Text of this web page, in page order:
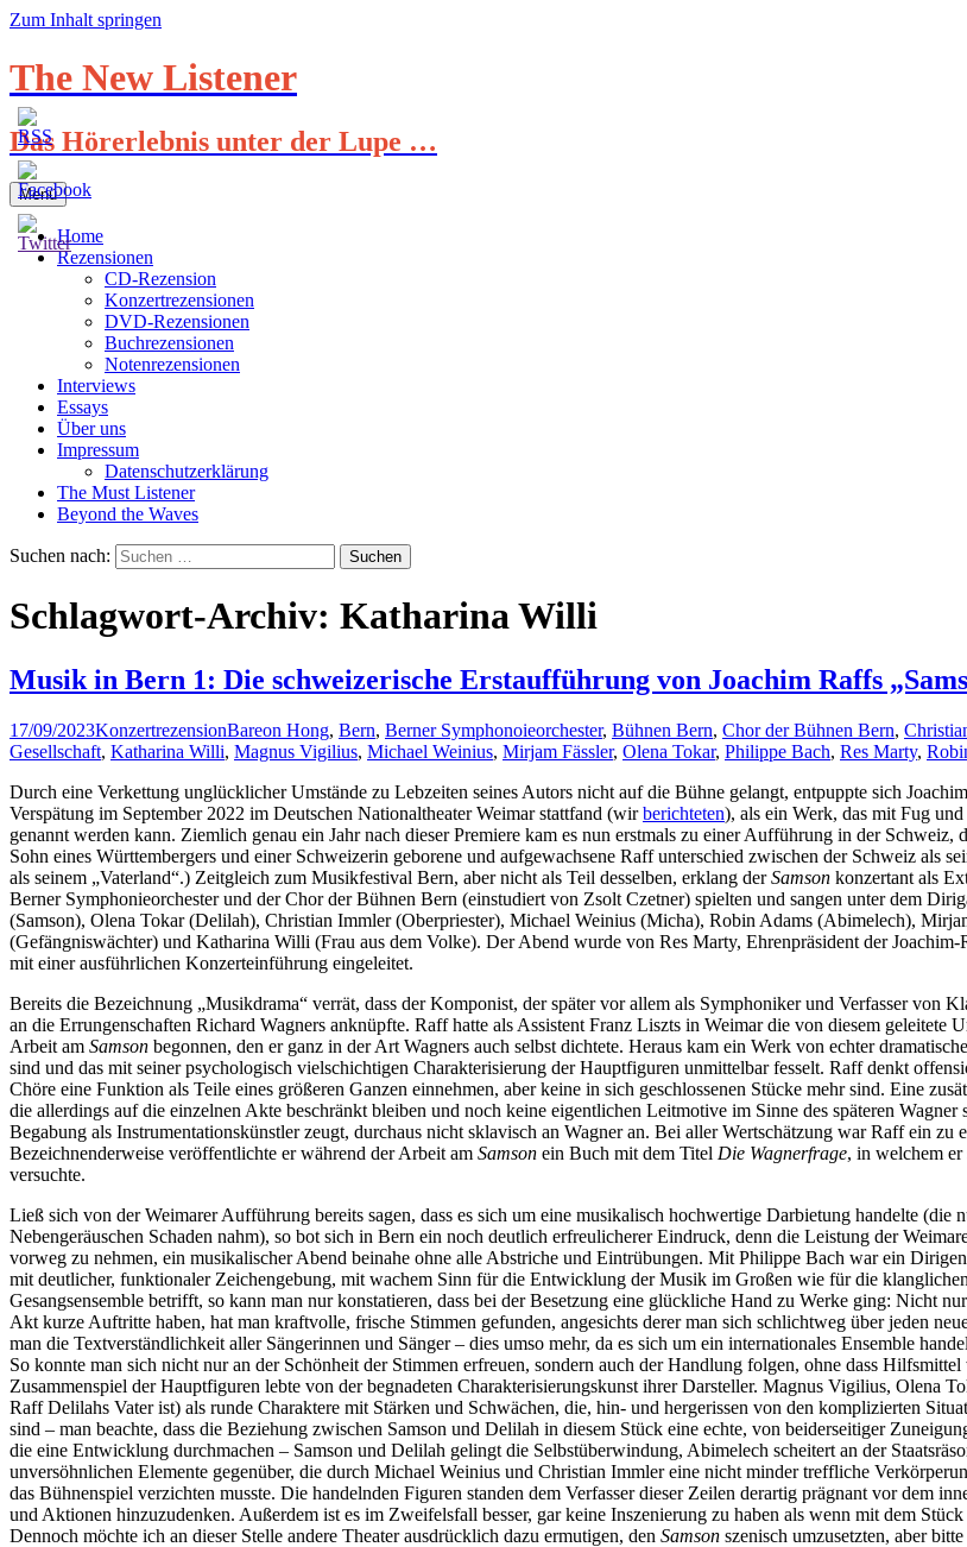
Zum Inhalt springen
The New Listener
Das Hörerlebnis unter der Lupe …
Menü
Home
Rezensionen
CD-Rezension
Konzertrezensionen
DVD-Rezensionen
Buchrezensionen
Notenrezensionen
Interviews
Essays
Über uns
Impressum
Datenschutzerklärung
The Must Listener
Beyond the Waves
Suchen nach:
Schlagwort-Archiv: Katharina Willi
Musik in Bern 1: Die schweizerische Erstaufführung von Joachim Raffs
17/09/2023KonzertrezensionBareon Hong, Bern, Berner Symphonoieorchester, Bühnen Bern, Chor der Bühnen Bern,
Gesellschaft, Katharina Willi, Magnus Vigilius, Michael Weinius, Mirjam Fässler, Olena Tokar, Philippe Bach, Res Marty,
Durch eine Verkettung unglücklicher Umstände zu Lebzeiten seines Autors nicht auf die Bühne gelangt, entpuppte sich
Verspätung im September 2022 im Deutschen Nationaltheater Weimar stattfand (wirberichteten), als ein Werk, das mit Fug
genannt werden kann. Ziemlich genau ein Jahr nach dieser Premiere kam es nun erstmals zu einer Aufführung in der
Sohn eines Württembergers und einer Schweizerin geborene und aufgewachsene Raff unterschied zwischen der Schweiz als
als seinem „Vaterland“.) Zeitgleich zum Musikfestival Bern, aber nicht als Teil desselben, erklang derSamson konzertant als
Berner Symphonieorchester und der Chor der Bühnen Bern (einstudiert von Zsolt Czetner) spielten und sangen unter dem
(Samson), Olena Tokar (Delilah), Christian Immler (Oberpriester), Michael Weinius (Micha), Robin Adams (Abimelech),
(Gefängniswächter) und Katharina Willi (Frau aus dem Volke). Der Abend wurde von Res Marty, Ehrenpräsident der
mit einer ausführlichen Konzerteinführung eingeleitet.
Bereits die Bezeichnung „Musikdrama“ verrät, dass der Komponist, der später vor allem als Symphoniker und Verfasser von
an die Errungenschaften Richard Wagners anknüpfte. Raff hatte als Assistent Franz Liszts in Weimar die von diesem geleitete
Arbeit am Samson begonnen, den er ganz in der Art Wagners auch selbst dichtete. Heraus kam ein Werk von echter
sind und das mit seiner psychologisch vielschichtigen Charakterisierung der Hauptfiguren unmittelbar fesselt. Raff denkt
Chöre eine Funktion als Teile eines größeren Ganzen einnehmen, aber keine in sich geschlossenen Stücke mehr sind. Eine
die allerdings auf die einzelnen Akte beschränkt bleiben und noch keine eigentlichen Leitmotive im Sinne des späteren
Begabung als Instrumentationskünstler zeugt, durchaus nicht sklavisch an Wagner an. Bei aller Wertschätzung war Raff ein
Bezeichnenderweise veröffentlichte er während der Arbeit am Samson ein Buch mit dem Titel Die Wagnerfrage, in welchem er
versuchte.
Ließ sich von der Weimarer Aufführung bereits sagen, dass es sich um eine musikalisch hochwertige Darbietung handelte
Nebengeräuschen Schaden nahm), so bot sich in Bern ein noch deutlich erfreulicherer Eindruck, denn die Leistung der
vorweg zu nehmen, ein musikalischer Abend beinahe ohne alle Abstriche und Eintrübungen. Mit Philippe Bach war ein
mit deutlicher, funktionaler Zeichengebung, mit wachem Sinn für die Entwicklung der Musik im Großen wie für die
Gesangsensemble betrifft, so kann man nur konstatieren, dass bei der Besetzung eine glückliche Hand zu Werke ging: Nicht
Akt kurze Auftritte haben, hat man kraftvolle, frische Stimmen gefunden, angesichts derer man sich schlichtweg über jeden
man die Textverständlichkeit aller Sängerinnen und Sänger – dies umso mehr, da es sich um ein internationales Ensemble
So konnte man sich nicht nur an der Schönheit der Stimmen erfreuen, sondern auch der Handlung folgen, ohne dass
Zusammenspiel der Hauptfiguren lebte von der begnadeten Charakterisierungskunst ihrer Darsteller. Magnus Vigilius, Olena
Raff Delilahs Vater ist) als runde Charaktere mit Stärken und Schwächen, die, hin- und hergerissen von den komplizierten
sind – man beachte, dass die Beziehung zwischen Samson und Delilah in diesem Stück eine echte, von beiderseitiger
die eine Entwicklung durchmachen – Samson und Delilah gelingt die Selbstüberwindung, Abimelech scheitert an der
unversöhnlichen Elemente gegenüber, die durch Michael Weinius und Christian Immler eine nicht minder treffliche
das Bühnenspiel verzichten musste. Die handelnden Figuren standen dem Verfasser dieser Zeilen derartig prägnant vor dem
und Aktionen hinzuzudenken. Außerdem ist es im Zweifelsfall besser, gar keine Inszenierung zu haben als wenn mit dem
Dennoch möchte ich an dieser Stelle andere Theater ausdrücklich dazu ermutigen, den Samson szenisch umzusetzten, aber